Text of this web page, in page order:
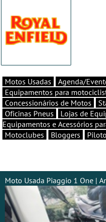
Motos Usadas Agenda/
Equipamentos para
Concessionários de Motos
Oficinas Pneus
Lojas de
Equipamentos e Acessórios
Motoclubes
Bloggers
Moto Usada Piaggio 1 One |